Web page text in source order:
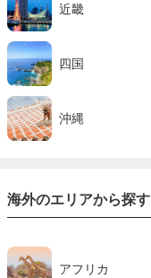
近畿
四国
沖縄
海外のエリアから探す
アフリカ